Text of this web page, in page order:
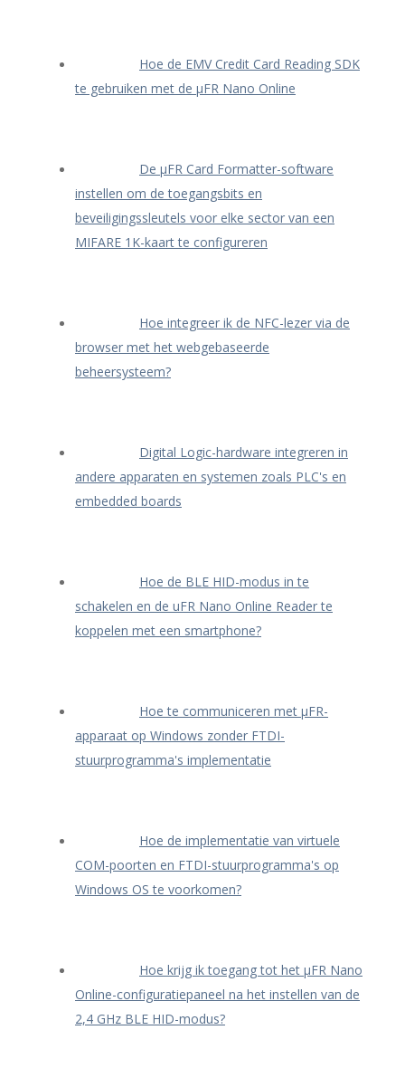
Hoe de EMV Credit Card Reading SDK
te gebruiken met de μFR Nano Online
De μFR Card Formatter-software
instellen om de toegangsbits en
beveiligingssleutels voor elke sector van een
MIFARE 1K-kaart te configureren
Hoe integreer ik de NFC-lezer via de
browser met het webgebaseerde
beheersysteem?
Digital Logic-hardware integreren in
andere apparaten en systemen zoals PLC's en
embedded boards
Hoe de BLE HID-modus in te
schakelen en de uFR Nano Online Reader te
koppelen met een smartphone?
Hoe te communiceren met μFR-
apparaat op Windows zonder FTDI-
stuurprogramma's implementatie
Hoe de implementatie van virtuele
COM-poorten en FTDI-stuurprogramma's op
Windows OS te voorkomen?
Hoe krijg ik toegang tot het μFR Nano
Online-configuratiepaneel na het instellen van de
2,4 GHz BLE HID-modus?